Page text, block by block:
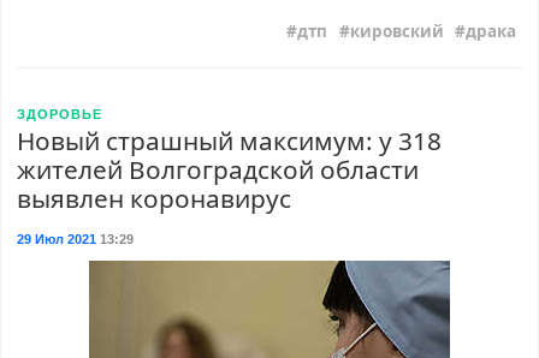
дтп кировский драка
ЗДОРОВЬЕ
Новый страшный максимум: у 318
жителей Волгоградской области
выявлен коронавирус
29 Июл 202113:29